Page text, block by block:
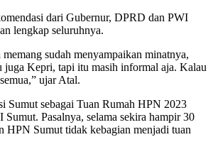
dari Gubernur, DPRD dan PWI
lengkap seluruhnya.
memang sudah menyampaikan minatnya,
juga Kepri, tapi itu masih informal aja. Kalau
ujar Atal.
Sumut sebagai Tuan Rumah HPN 2023
Sumut. Pasalnya, selama sekira hampir 30
HPN Sumut tidak kebagian menjadi tuan